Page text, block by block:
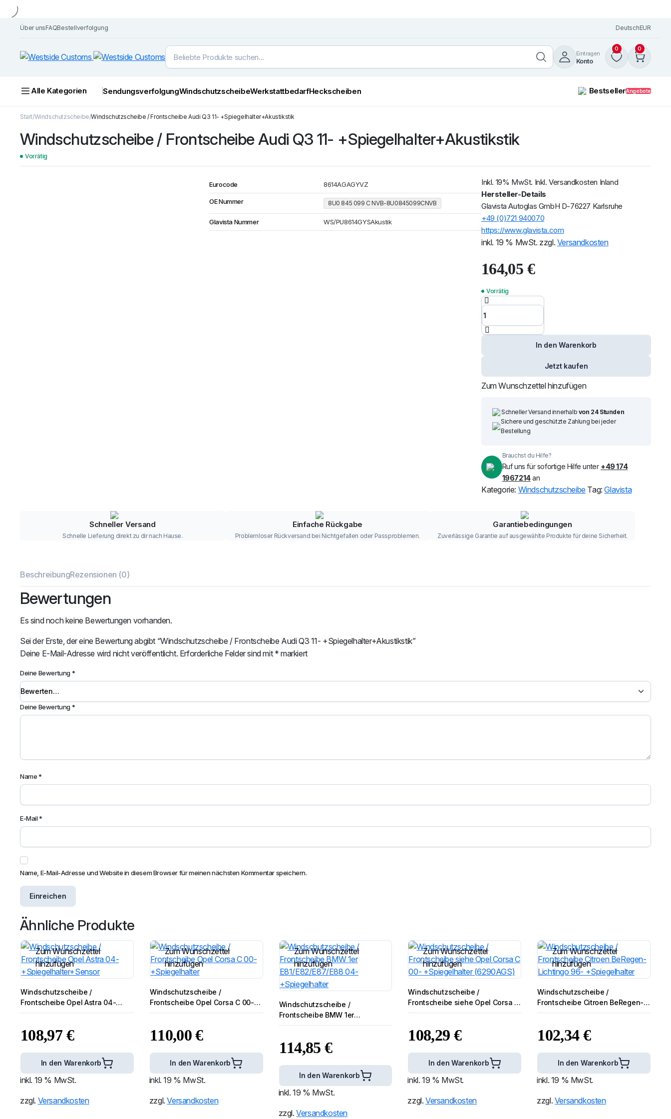
Über unsFAQBestellverfolgung DeutschEUR
Eintragen
Konto
0 0
Alle Kategorien SendungsverfolgungWindschutzscheibeWerkstattbedarfHeckscheiben BestsellerAngebote
Frontscheibe Volvo FH 12-
Weiterlesen
Start Windschutzscheibe Windschutzscheibe / Frontscheibe Audi Q3 11- +Spiegelhalter+Akustikstik
Windschutzscheibe / Frontscheibe Audi Q3 11- +Spiegelhalter+Akustikstik
Vorrätig
Eurocode 8614AGAGYVZ
OE Nummer 8U0 845 099 C NVB-8U0845099CNVB
Glavista Nummer WS/PU8614GYSAkustik
Inkl. 19% MwSt. Inkl. Versandkosten Inland
Hersteller-Details
Glavista Autoglas GmbH D-76227 Karlsruhe
+49 (0)721 940070
https://www.glavista.com
inkl. 19 % MwSt. zzgl. Versandkosten
164,05 €
Vorrätig
Windschutzscheibe /
Frontscheibe Audi Q3 11-
+Spiegelhalter+Akustikstik
Menge
In den Warenkorb
Jetzt kaufen
Zum Wunschzettel hinzufügen
Schneller Versand innerhalb von 24 Stunden
Sichere und geschützte Zahlung bei jeder
Bestellung
Brauchst du Hilfe?
Ruf uns für sofortige Hilfe unter +49 174
1967214an
Kategorie: Windschutzscheibe Tag:Glavista
Schneller Versand
Schnelle Lieferung direkt zu dir nach Hause.
Einfache Rückgabe
Problemloser Rückversand bei Nichtgefallen oder Passproblemen.
Garantiebedingungen
Zuverlässige Garantie auf ausgewählte Produkte für deine Sicherheit.
BeschreibungRezensionen (0)
Bewertungen
Es sind noch keine Bewertungen vorhanden.
Sei der Erste, der eine Bewertung abgibt “Windschutzscheibe / Frontscheibe Audi Q3 11- +Spiegelhalter+Akustikstik”
Deine E-Mail-Adresse wird nicht veröffentlicht. Erforderliche Felder sind mit * markiert
Deine Bewertung*
Deine Bewertung*
Name*
E-Mail*
Name, E-Mail-Adresse und Website in diesem Browser für meinen nächsten Kommentar speichern.
Ähnliche Produkte
Zum Wunschzettel
hinzufügen
Windschutzscheibe /
Frontscheibe Opel Astra 04-
+Spiegelhalter+Sensor
108,97€
In den Warenkorb
inkl. 19 % MwSt.
zzgl. Versandkosten
Zum Wunschzettel
hinzufügen
Windschutzscheibe /
Frontscheibe Opel Corsa C 00-
+Spiegelhalter
110,00€
In den Warenkorb
inkl. 19 % MwSt.
zzgl.Versandkosten
Zum Wunschzettel
hinzufügen
Windschutzscheibe /
Frontscheibe BMW 1er
E81/E82/E87/E88 04-
114,85€
In den Warenkorb
inkl. 19 % MwSt.
zzgl.Versandkosten
Zum Wunschzettel
hinzufügen
Windschutzscheibe /
Frontscheibe siehe Opel Corsa C
00- +Spiegelhalter (6290AGS)
108,29 €
In den Warenkorb
inkl. 19 % MwSt.
zzgl. Versandkosten
Zum Wunschzettel
hinzufügen
Windschutzscheibe /
Frontscheibe Citroen BeRegen-
Lichtingo 96- +Spiegelhalter
102,34€
In den Warenkorb
inkl. 19 % MwSt.
zzgl. Versandkosten